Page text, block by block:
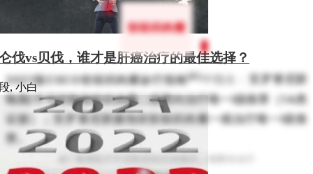
软组织肉瘤
2021版CSCO软组织肉瘤诊疗指南[8]中指出：
安罗替尼获
晚期/不可切除软组织肉瘤二线靶向治疗唯一I级推荐（1A类
证据）；安罗替尼获腺泡状软组织肉瘤一线治疗唯一I级推
荐。
伐vs贝伐，谁才是肝癌治疗的最佳选择？
, 小白